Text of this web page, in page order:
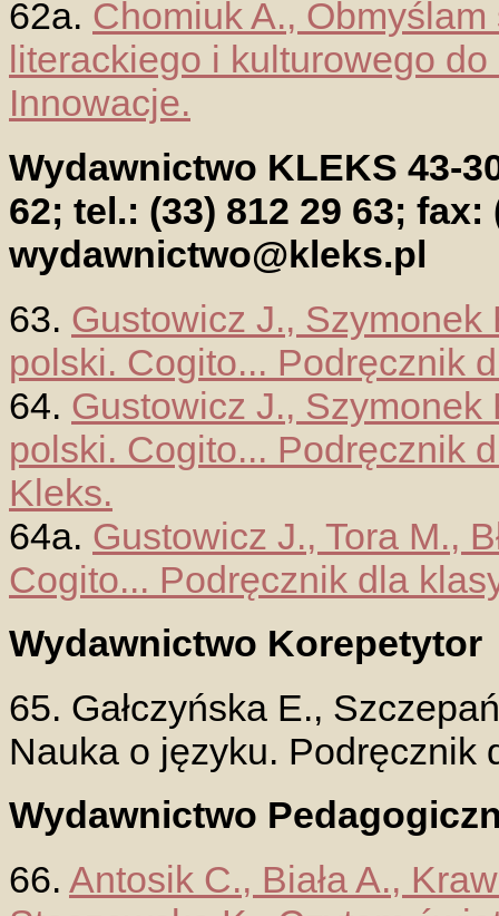
62a. Chomiuk A.,
literackiego i kulturowego
Innowacje.
Wydawnictwo KLEKS 43-
62; tel.: (33) 812 29 63; fax:
wydawnictwo@kleks.pl
63. Gustowicz J., Szymonek
polski. Cogito... Podręcznik
64. Gustowicz J., Szymonek
polski. Cogito... Podręcznik
Kleks.
64a. Gustowicz J., Tora M.,
Cogito... Podręcznik dla
Wydawnictwo Korepetytor
65. Gałczyńska E.,
Nauka o języku. Podręcznik
Wydawnictwo
66. Antosik C., Biała A.,